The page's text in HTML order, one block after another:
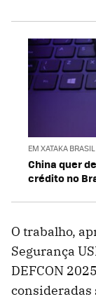
EM XATAKA BRASIL
China quer
crédito no
O trabalho,
Segurança
DEFCON
consideradas